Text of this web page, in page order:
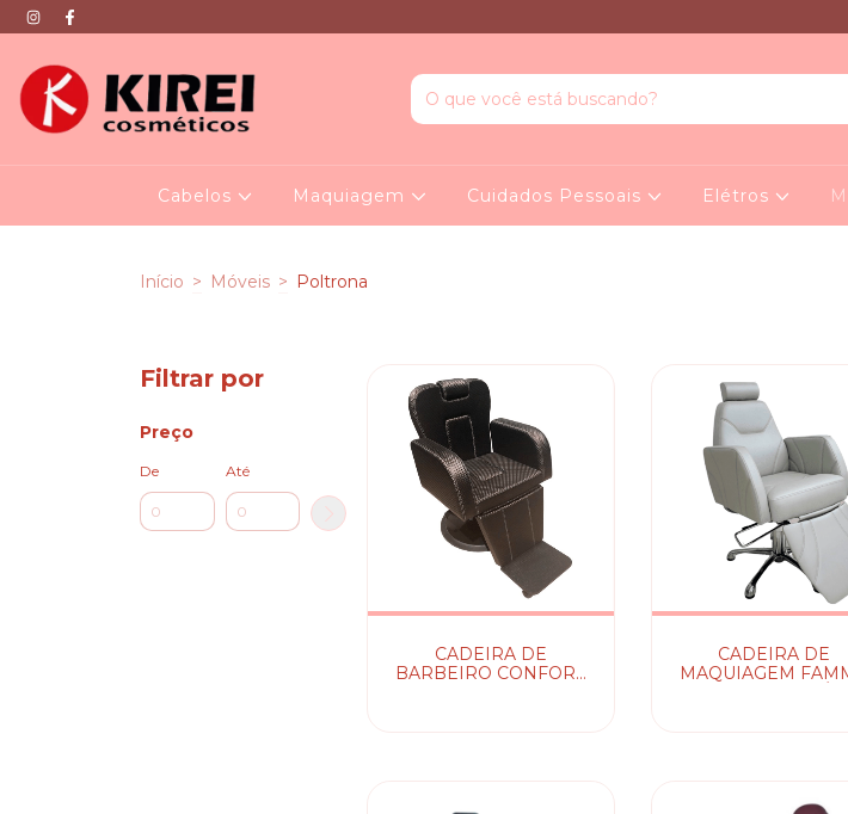
Cabelos Maquiagem Cuidados Pessoais Elétros
Início > Móveis > Poltrona
Filtrar por
Preço
De Até
CADEIRA DE
BARBEIRO CONFORT
CADEIRA DE
MAQUIAGEM